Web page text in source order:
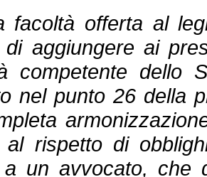
facoltà offerta al
di aggiungere ai
competente dello
nel punto 26 della
al rispetto di
un avvocato, che